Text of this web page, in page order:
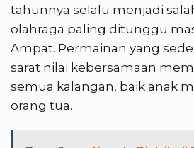
tahunnya selalu menjadi
olahraga paling ditunggu
Ampat. Permainan yang
sarat nilai kebersamaan
semua kalangan, baik anak
orang tua.